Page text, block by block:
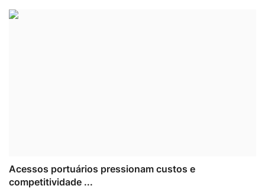
Acessos portuários pressionam custos e
competitividade ...